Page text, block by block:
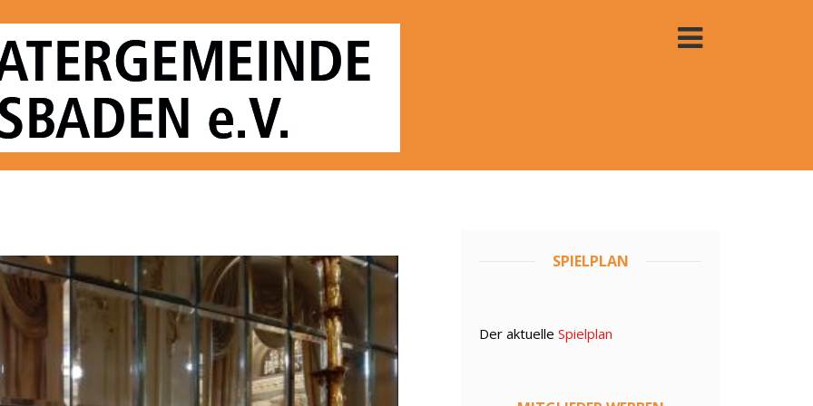
Wiesbaden e. V.
SPIELPLAN
Der aktuelleSpielplan